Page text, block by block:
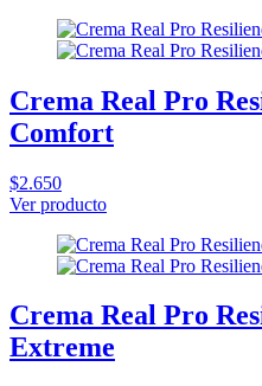
Crema Real Pro
Comfort
$2.650
Ver producto
Crema Real Pro
Extreme